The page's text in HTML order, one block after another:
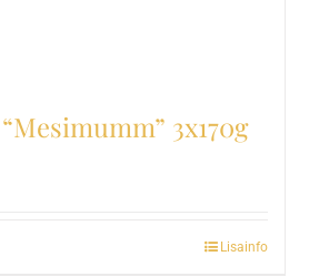
3x170g
Lisainfo